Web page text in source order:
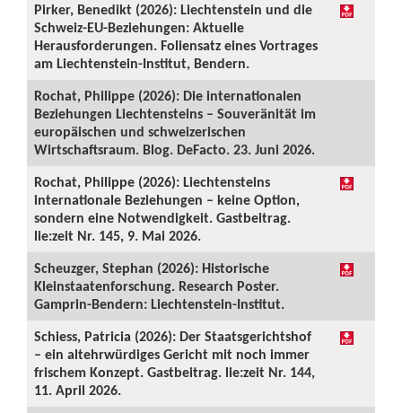
Pirker, Benedikt (2026): Liechtenstein und die
Schweiz-EU-Beziehungen: Aktuelle
Herausforderungen. Foliensatz eines Vortrages
am Liechtenstein-Institut, Bendern.
Rochat, Philippe (2026): Die internationalen
Beziehungen Liechtensteins – Souveränität im
europäischen und schweizerischen
Wirtschaftsraum. Blog. DeFacto. 23. Juni 2026.
Rochat, Philippe (2026): Liechtensteins
internationale Beziehungen – keine Option,
sondern eine Notwendigkeit. Gastbeitrag.
lie:zeit Nr. 145, 9. Mai 2026.
Scheuzger, Stephan (2026): Historische
Kleinstaatenforschung. Research Poster.
Gamprin-Bendern: Liechtenstein-Institut.
Schiess, Patricia (2026): Der Staatsgerichtshof
– ein altehrwürdiges Gericht mit noch immer
frischem Konzept. Gastbeitrag. lie:zeit Nr. 144,
11. April 2026.